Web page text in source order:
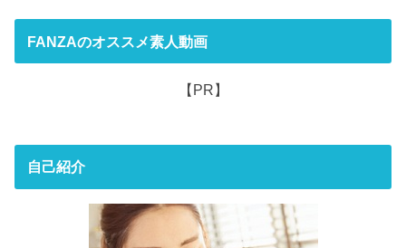
FANZAのオススメ素人動画
【PR】
自己紹介